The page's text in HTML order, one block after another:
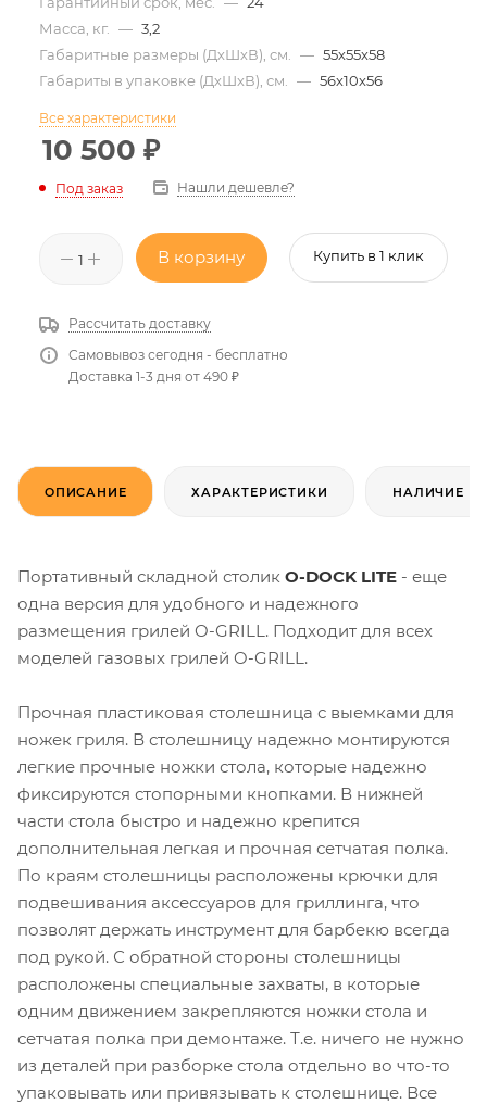
Масса, кг.
— 3,2
Габаритные размеры (ДхШхВ), см.
— 55х55х58
Габариты в упаковке (ДхШхВ), см.
— 56х10х56
Все характеристики
10 500 ₽
Под заказ Нашли дешевле?
В корзину Купить в 1 клик
Рассчитать доставку
Самовывоз сегодня - бесплатно
Доставка 1-3 дня от 490 ₽
ОПИСАНИЕ ХАРАКТЕРИСТИКИ НАЛИЧИЕ
Портативный складной столик O-DOCK LITE - еще
одна версия для удобного и надежного
размещения грилей O-GRILL. Подходит для всех
моделей газовых грилей O-GRILL.
Прочная пластиковая столешница с выемками для
ножек гриля. В столешницу надежно монтируются
легкие прочные ножки стола, которые надежно
фиксируются стопорными кнопками. В нижней
части стола быстро и надежно крепится
дополнительная легкая и прочная сетчатая полка.
По краям столешницы расположены крючки для
подвешивания аксессуаров для гриллинга, что
позволят держать инструмент для барбекю всегда
под рукой. С обратной стороны столешницы
расположены специальные захваты, в которые
одним движением закрепляются ножки стола и
сетчатая полка при демонтаже. Т.е. ничего не нужно
из деталей при разборке стола отдельно во что-то
упаковывать или привязывать к столешнице. Все